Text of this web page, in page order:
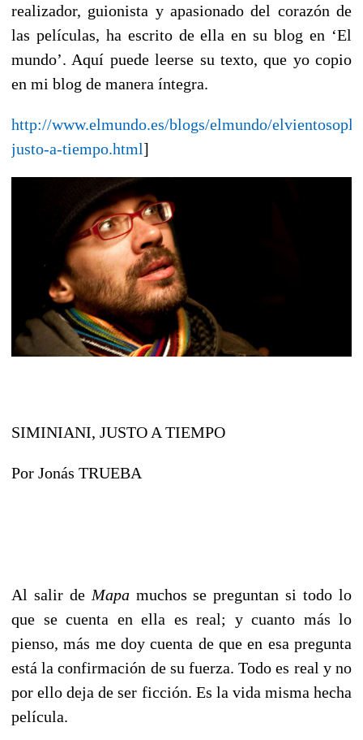
realizador, guionista y apasionado del corazón de
las películas, ha escrito de ella en su blog en ‘El
mundo’. Aquí puede leerse su texto, que yo copio
en mi blog de manera íntegra.
http://www.elmundo.es/blogs/elmundo/
justo-a-tiempo.html]
SIMINIANI, JUSTO A TIEMPO
Por Jonás TRUEBA
Al salir de Mapamuchos se preguntan si todo lo
que se cuenta en ella es real; y cuanto más lo
pienso, más me doy cuenta de que en esa pregunta
está la confirmación de su fuerza. Todo es real y no
por ello deja de ser ficción. Es la vida misma hecha
película.